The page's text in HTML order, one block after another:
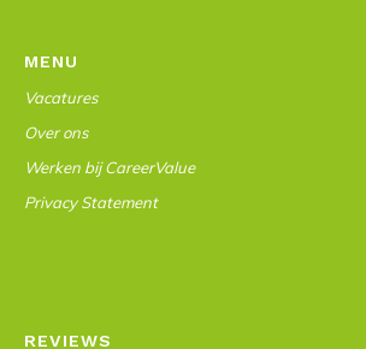
MENU
Vacatures
Over ons
Werken bij CareerValue
Privacy Statement
REVIEWS